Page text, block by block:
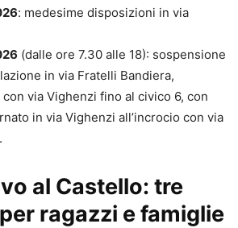
: medesime disposizioni in via
(dalle ore 7.30 alle 18): sospensione
in via Fratelli Bandiera,
via Vighenzi fino al civico 6, con
in via Vighenzi all’incrocio con via
al Castello: tre
ragazzi e famiglie